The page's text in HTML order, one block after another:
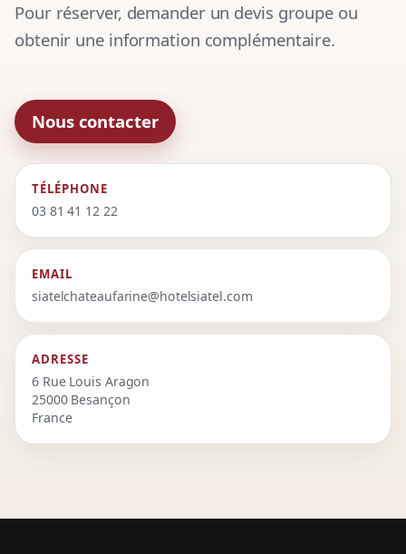
Pour réserver, demander un devis groupe ou
obtenir une information complémentaire.
Nous contacter
TÉLÉPHONE
03 81 41 12 22
EMAIL
siatelchateaufarine@hotelsiatel.com
ADRESSE
6 Rue Louis Aragon
25000 Besançon
France